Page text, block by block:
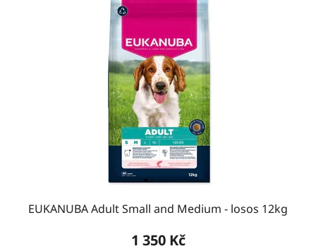
EUKANUBA Adult Small and Medium - losos 12kg
1 350 Kč